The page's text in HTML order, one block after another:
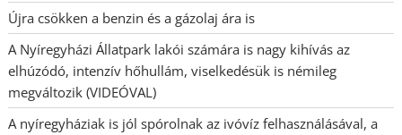
Újra csökken a benzin és a gázolaj ára is
A Nyíregyházi Állatpark lakói számára is nagy kihívás az
elhúzódó, intenzív hőhullám, viselkedésük is némileg
megváltozik (VIDEÓVAL)
A nyíregyháziak is jól spórolnak az ivóvíz felhasználásával, a